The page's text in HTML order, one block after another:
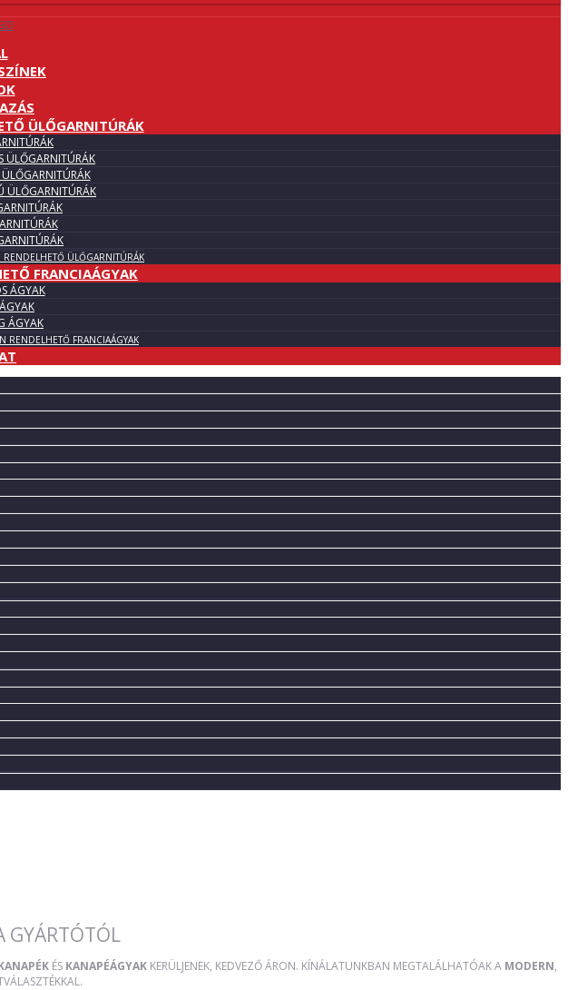
ÜLŐGARNITÚRÁK
ÜLŐGARNITÚRÁK
ÜLŐGARNITÚRÁK
RENDELHETŐ ÜLŐGARNITÚRÁK
FRANCIAÁGYAK
ÁGYAK
ÁGYAK
RENDELHETŐ FRANCIAÁGYAK
GYÁRTÓTÓL
ÉS KANAPÉÁGYAK KERÜLJENEK, KEDVEZŐ ÁRON. KÍNÁLATUNKBAN MEGTALÁLHATÓAK A MODERN,